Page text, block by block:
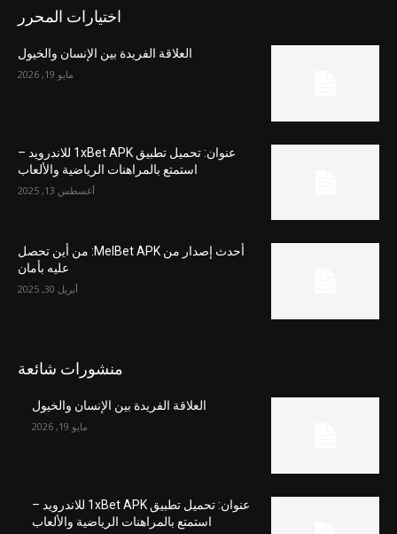
اختيارات المحرر
العلاقة الفريدة بين الإنسان والخيول
مايو 19, 2026
عنوان: تحميل تطبيق 1xBet APK للاندرويد –
استمتع بالمراهنات الرياضية والألعاب
أغسطس 13, 2025
أحدث إصدار من MelBet APK: من أين تحصل
عليه بأمان
أبريل 30, 2025
منشورات شائعة
العلاقة الفريدة بين الإنسان والخيول
مايو 19, 2026
عنوان: تحميل تطبيق 1xBet APK للاندرويد –
استمتع بالمراهنات الرياضية والألعاب